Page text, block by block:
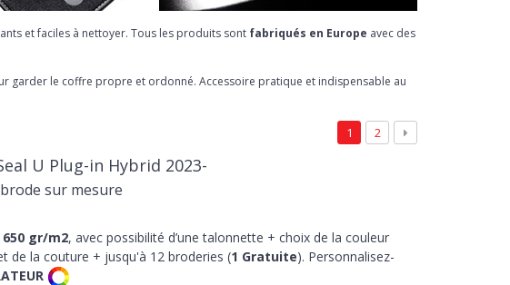
et faciles à nettoyer. Tous les produits sont fabriqués en Europe avec des
garder le coffre propre et ordonné. Accessoire pratique et indispensable au
1 2
U Plug-in Hybrid 2023-
sur mesure
gr/m2, avec possibilité d’une talonnette + choix de la couleur
de la couture + jusqu'à 12 broderies (1 Gratuite). Personnalisez-